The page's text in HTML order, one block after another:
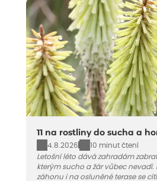
11 na rostliny do sucha a
4.8.2026
10 minut čtení
Letošní léto dává zahradám
kterým sucho a žár vůbec nevadí.
záhonu i na osluněné terase se